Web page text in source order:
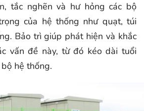
tắc nghẽn và hư hỏng các bộ
của hệ thống như quạt, túi
Bảo trì giúp phát hiện và khắc
vấn đề này, từ đó kéo dài tuổi
hệ thống.